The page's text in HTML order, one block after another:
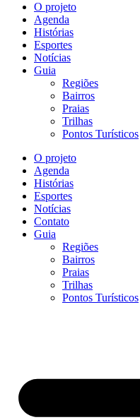
O projeto
Agenda
Histórias
Esportes
Notícias
Guia
Regiões
Bairros
Praias
Trilhas
Pontos Turísticos
O projeto
Agenda
Histórias
Esportes
Notícias
Contato
Guia
Regiões
Bairros
Praias
Trilhas
Pontos Turísticos